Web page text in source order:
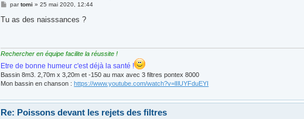
M
s
partomi »25 mai 2020, 12:44
Tu as des naisssances ?
Rechercher en équipe facilite la réussite !
Etre de bonne humeur c'est déjà la santé !
Bassin 8m3. 2,70m x 3,20m et -150 au max avec 3 filtres pontex 8000
Mon bassin en chanson :https://www.youtube.com/watch?v=lIlUYFduEYI
Re: Poissons devant les rejets des filtres